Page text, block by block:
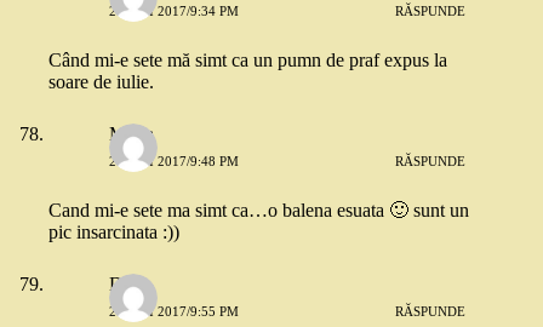
26 MAI 2017/9:34 PM RĂSPUNDE
Când mi-e sete mă simt ca un pumn de praf expus la
soare de iulie.
Maria
26 MAI 2017/9:48 PM RĂSPUNDE
Cand mi-e sete ma simt ca…o balena esuata 🙂 sunt un
pic insarcinata :))
Dana
26 MAI 2017/9:55 PM RĂSPUNDE